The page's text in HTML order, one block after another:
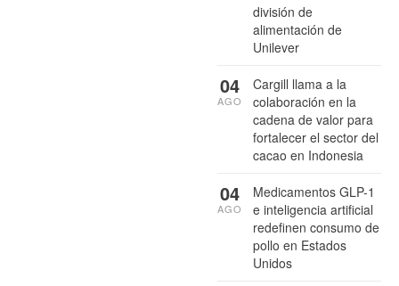
división de
alimentación de
Unilever
Cargill llama a la
colaboración en la
cadena de valor para
fortalecer el sector del
cacao en Indonesia
04
AGO
Medicamentos GLP-1
e inteligencia artificial
redefinen consumo de
pollo en Estados
Unidos
04
AGO